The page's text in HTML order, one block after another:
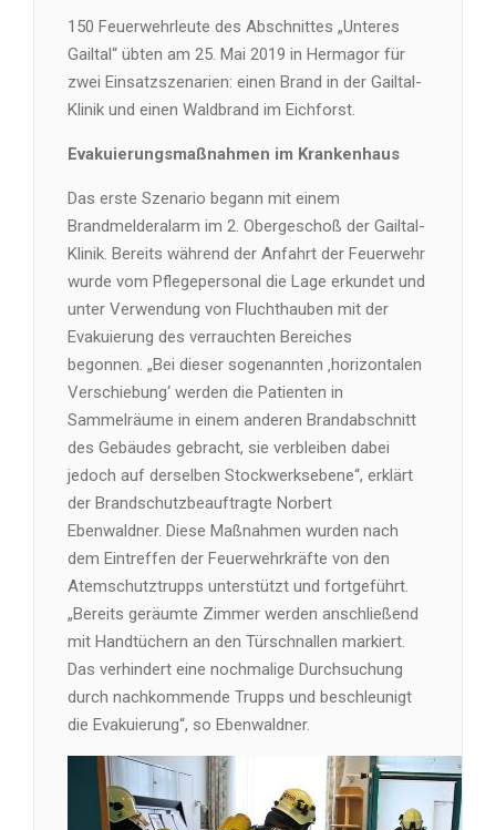
150 Feuerwehrleute des Abschnittes „Unteres
Gailtal“ übten am 25. Mai 2019 in Hermagor für
zwei Einsatzszenarien: einen Brand in der Gailtal-
Klinik und einen Waldbrand im Eichforst.
Evakuierungsmaßnahmen im Krankenhaus
Das erste Szenario begann mit einem
Brandmelderalarm im 2. Obergeschoß der Gailtal-
Klinik. Bereits während der Anfahrt der Feuerwehr
wurde vom Pflegepersonal die Lage erkundet und
unter Verwendung von Fluchthauben mit der
Evakuierung des verrauchten Bereiches
begonnen. „Bei dieser sogenannten ‚horizontalen
Verschiebung‘ werden die Patienten in
Sammelräume in einem anderen Brandabschnitt
des Gebäudes gebracht, sie verbleiben dabei
jedoch auf derselben Stockwerksebene“, erklärt
der Brandschutzbeauftragte Norbert
Ebenwaldner. Diese Maßnahmen wurden nach
dem Eintreffen der Feuerwehrkräfte von den
Atemschutztrupps unterstützt und fortgeführt.
„Bereits geräumte Zimmer werden anschließend
mit Handtüchern an den Türschnallen markiert.
Das verhindert eine nochmalige Durchsuchung
durch nachkommende Trupps und beschleunigt
die Evakuierung“, so Ebenwaldner.